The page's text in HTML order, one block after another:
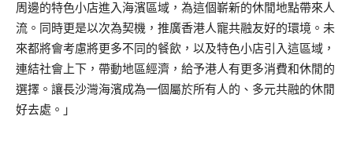
周邊的特色小店進入海濱區域，為這個嶄新的休閒地點帶來人
流。同時更是以次為契機，推廣香港人寵共融友好的環境。未
來都將會考慮將更多不同的餐飲，以及特色小店引入這區域，
連結社會上下，帶動地區經濟，給予港人有更多消費和休閒的
選擇。讓長沙灣海濱成為一個屬於所有人的、多元共融的休閒
好去處。」